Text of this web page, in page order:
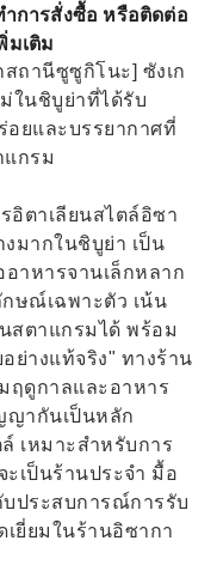
การสั่งซื้อ หรือติดต่อ
เติม
ถานีซูซูกิโนะ] ซังเก
ในชิบูย่าที่ได้รับ
ยและบรรยากาศที่
แกรม
อิตาเลียนสไตล์อิซา
มากในชิบูย่า เป็น
าหารจานเล็กหลาก
ษณ์เฉพาะตัว เน้น
สตาแกรมได้ พร้อม
ย่างแท้จริง" ทางร้าน
ฤดูกาลและอาหาร
ญากันเป็นหลัก
เหมาะสำหรับการ
ะเป็นร้านประจำ มื้อ
ประสบการณ์การรับ
ยี่ยมในร้านอิซากา